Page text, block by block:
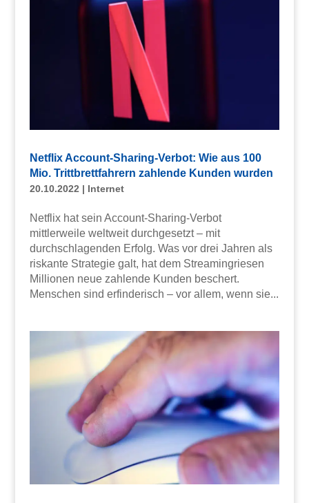
Netflix Account-Sharing-Verbot: Wie aus 100
Mio. Trittbrettfahrern zahlende Kunden wurden
20.10.2022 | Internet
Netflix hat sein Account-Sharing-Verbot
mittlerweile weltweit durchgesetzt – mit
durchschlagenden Erfolg. Was vor drei Jahren als
riskante Strategie galt, hat dem Streamingriesen
Millionen neue zahlende Kunden beschert.
Menschen sind erfinderisch – vor allem, wenn sie...